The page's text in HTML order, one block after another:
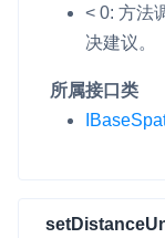
< 0: 方法
决建议。
所属接口类